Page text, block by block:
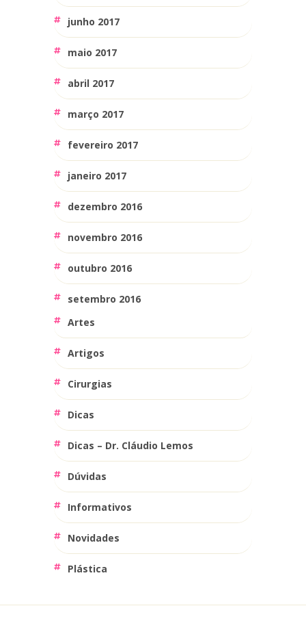
junho 2017
maio 2017
abril 2017
março 2017
fevereiro 2017
janeiro 2017
dezembro 2016
novembro 2016
outubro 2016
setembro 2016
Artes
Artigos
Cirurgias
Dicas
Dicas – Dr. Cláudio Lemos
Dúvidas
Informativos
Novidades
Plástica